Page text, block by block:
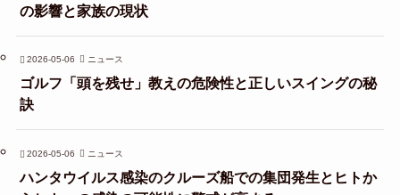
の影響と家族の現状
2026-05-06 ニュース
ゴルフ「頭を残せ」教えの危険性と正しいスイングの秘
訣
2026-05-06 ニュース
ハンタウイルス感染のクルーズ船での集団発生とヒトか